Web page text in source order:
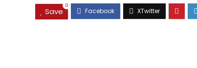
Save
0